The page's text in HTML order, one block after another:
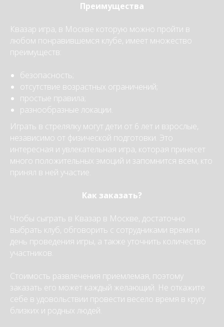
Преимущества
Квазар игра, в Москве которую можно пройти в
любом понравившемся клубе, имеет множество
преимуществ:
безопасность;
отсутствие возрастных ограничений;
простые правила;
разнообразные локации.
Играть в стрелялку могут дети от 6 лет и взрослые,
независимо от физической подготовки. Это
интересная и увлекательная игра, которая принесет
много положительных эмоций и запомнится всем, кто
принял в ней участие.
Как заказать?
Чтобы сыграть в Квазар в Москве, достаточно
выбрать клуб, обговорить с сотрудниками время и
день проведения игры, а также уточнить количество
участников.
Стоимость развлечения приемлемая, поэтому
заказать его может каждый желающий. Не откажите
себе в удовольствии провести весело время в кругу
близких и родных людей.